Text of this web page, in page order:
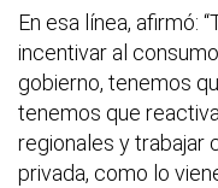
En esa línea, afirmó:
incentivar al
gobierno, tenemos
tenemos que
regionales y trabajar
privada, como lo